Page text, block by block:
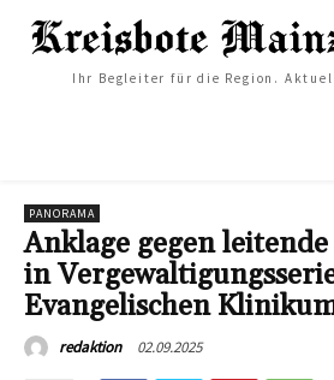
Ihr Begleiter für die Region.
PANORAMA
Anklage gegen
in
Evangelischen
redaktion 02.09.2025